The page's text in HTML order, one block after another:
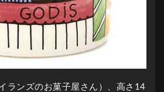
ランズのお菓子屋さん）、高さ14